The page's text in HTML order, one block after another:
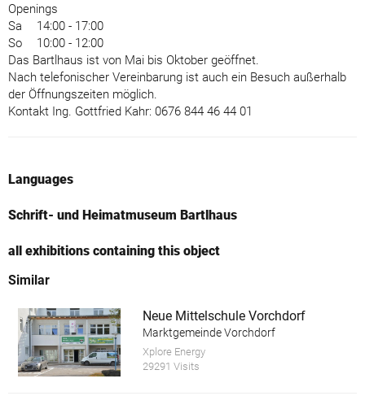
Openings
Sa
14:00 - 17:00
So
10:00 - 12:00
Das Bartlhaus ist von Mai bis Oktober geöffnet.
Nach telefonischer Vereinbarung ist auch ein Besuch außerhalb
der Öffnungszeiten möglich.
Kontakt Ing. Gottfried Kahr: 0676 844 46 44 01
Languages
Schrift- und Heimatmuseum Bartlhaus
all exhibitions containing this object
Similar
Neue Mittelschule Vorchdorf
Marktgemeinde Vorchdorf
Xplore Energy
29291 Visits